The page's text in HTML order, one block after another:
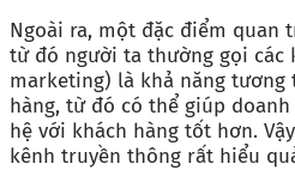
Ngoài ra, một đặc điểm quan
từ đó người ta thường gọi các
marketing) là khả năng
hàng, từ đó có thể giúp
hệ với khách hàng tốt hơn.
kênh truyền thông rất hiểu